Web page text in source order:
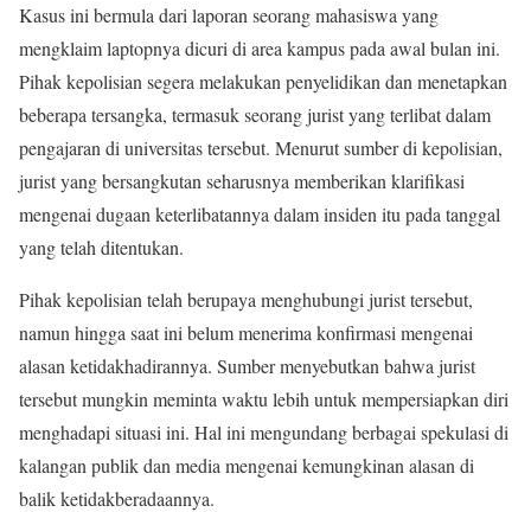
Kasus ini bermula dari laporan seorang mahasiswa yang
mengklaim laptopnya dicuri di area kampus pada awal bulan ini.
Pihak kepolisian segera melakukan penyelidikan dan menetapkan
beberapa tersangka, termasuk seorang jurist yang terlibat dalam
pengajaran di universitas tersebut. Menurut sumber di kepolisian,
jurist yang bersangkutan seharusnya memberikan klarifikasi
mengenai dugaan keterlibatannya dalam insiden itu pada tanggal
yang telah ditentukan.
Pihak kepolisian telah berupaya menghubungi jurist tersebut,
namun hingga saat ini belum menerima konfirmasi mengenai
alasan ketidakhadirannya. Sumber menyebutkan bahwa jurist
tersebut mungkin meminta waktu lebih untuk mempersiapkan diri
menghadapi situasi ini. Hal ini mengundang berbagai spekulasi di
kalangan publik dan media mengenai kemungkinan alasan di
balik ketidakberadaannya.